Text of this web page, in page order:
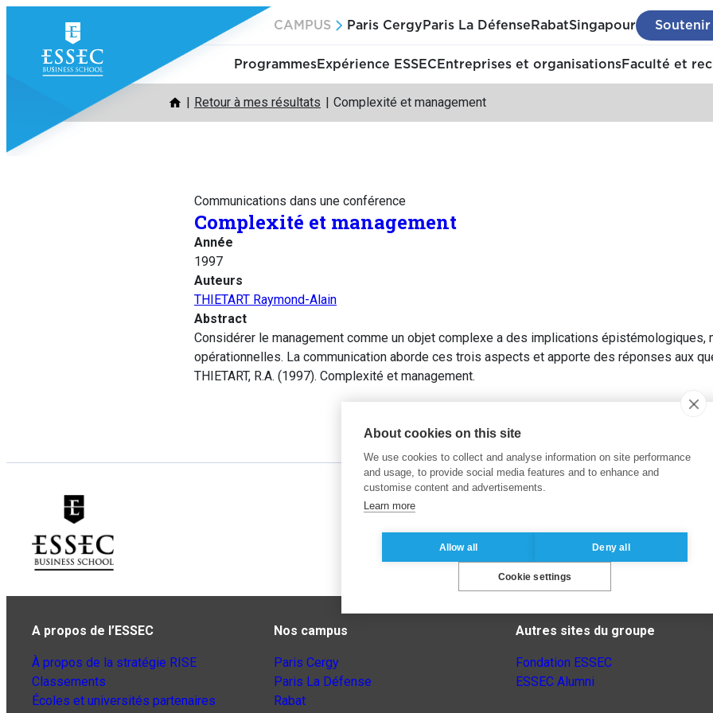
contenu
CAMPUS Paris Cergy Paris La Défense RabatSingapour Soutenir
ProgrammesExpérience ESSEC Entreprises et organisationsFaculté et
Retour à mes résultats Complexité et management
Communications dans une conférence
Complexité et management
Année
1997
Auteurs
THIETART Raymond-Alain
Abstract
Considérer le management comme un objet complexe a des implications épistémologiques,
opérationnelles. La communication aborde ces trois aspects et apporte des réponses aux
THIETART, R.A. (1997). Complexité et management.
A propos de l’ESSEC
À propos de la stratégie RISE
Classements
Écoles et universités partenaires
Nos campus
Paris Cergy
Paris La Défense
Rabat
Autres sites du groupe
Fondation ESSEC
ESSEC Alumni
About cookies on this site
We use cookies to collect and analyse information on site performance
and usage, to provide social media features and to enhance and
customise content and advertisements.
Learn more
Allow all Deny all
Cookie settings